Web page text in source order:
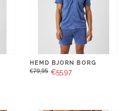
HEMD BJORN BORG
€79,95 €55,97